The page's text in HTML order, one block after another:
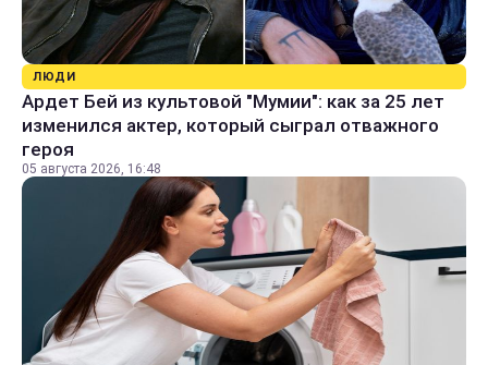
ЛЮДИ
Ардет Бей из культовой "Мумии": как за 25 лет
изменился актер, который сыграл отважного
героя
05 августа 2026, 16:48